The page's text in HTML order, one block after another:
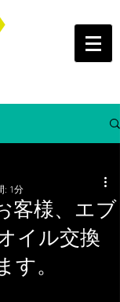
Club YAMAMOTO
客様、エブ
イル交換
す。
: 1分